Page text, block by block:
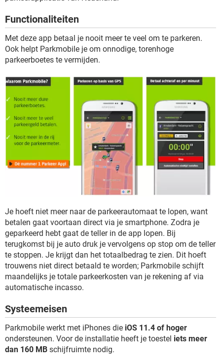
Functionaliteiten
Met deze app betaal je nooit meer te veel om te parkeren.
Ook helpt Parkmobile je om onnodige, torenhoge
parkeerboetes te vermijden.
Je hoeft niet meer naar de parkeerautomaat te lopen, want
betalen gaat voortaan direct via je smartphone. Zodra je
geparkeerd hebt gaat de teller in de app lopen. Bij
terugkomst bij je auto druk je vervolgens op stop om de teller
te stoppen. Je krijgt dan het totaalbedrag te zien. Dit hoeft
trouwens niet direct betaald te worden; Parkmobile schijft
maandelijks je totale parkeerkosten van je rekening af via
automatische incasso.
Systeemeisen
Parkmobile werkt met iPhones die iOS 11.4 of hoger
ondersteunen. Voor de installatie heeft je toestel iets meer
dan 160 MB schijfruimte nodig.